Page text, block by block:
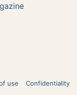
use Confidentiality